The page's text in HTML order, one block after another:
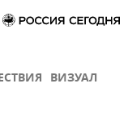
ВИЗУАЛ